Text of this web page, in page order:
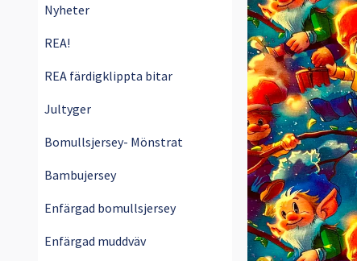
Nyheter
REA!
REA färdigklippta bitar
Jultyger
Bomullsjersey- Mönstrat
Bambujersey
Enfärgad bomullsjersey
Enfärgad muddväv